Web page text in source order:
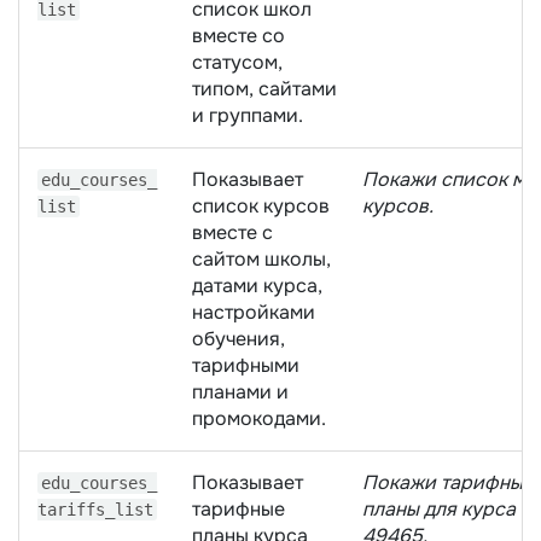
list
список школ
вместе со
статусом,
типом, сайтами
и группами.
edu_courses_
list
Показывает
список курсов
вместе с
сайтом школы,
датами курса,
настройками
обучения,
тарифными
планами и
промокодами.
Покажи список
курсов.
edu_courses_
tariffs_list
Показывает
тарифные
Покажи тарифные
планы для курса с